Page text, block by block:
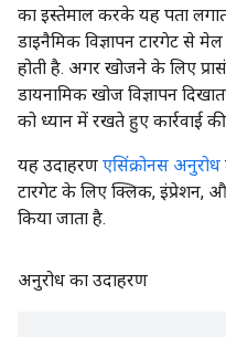
का इस्तेमाल करके यह पता
डाइनैमिक विज्ञापन टारगेट से
होती है. अगर खोजने के लिए
डायनामिक खोज विज्ञापन
को ध्यान में रखते हुए कार्रवाई
यह उदाहरण एसिंक्रोनस अनुरोध
टारगेट के लिए क्लिक, इंप्रेशन,
किया जाता है.
अनुरोध का उदाहरण